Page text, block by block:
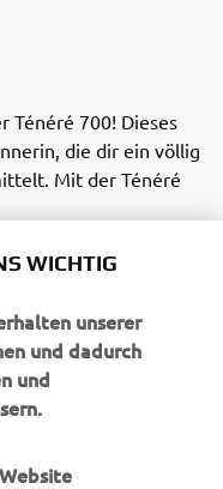
Ténéré 700! Dieses
die dir ein völlig
Mit der Ténéré
WICHTIG
unserer
und dadurch
und